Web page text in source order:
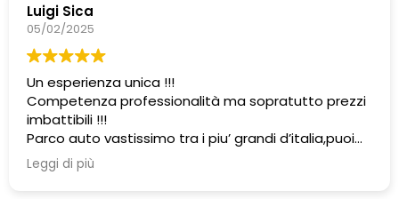
Luigi Sica
05/02/2025
Un esperienza unica !!!
Competenza professionalità ma sopratutto prezzi
imbattibili !!!
Parco auto vastissimo tra i piu’ grandi d’italia,puoi
trovare la soluzione giusta a tutte le tue esigenze
grazie alle infinite possibilita’ di finanziamento .
Leggi di più